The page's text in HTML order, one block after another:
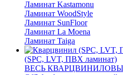
Ламинат Kastamonu
Ламинат WoodStyle
Ламинат SunFloor
Ламинат La Moena
Ламинат Taiga
(SPC, LVT, ПВХ ламинат)
ВЕСЬ